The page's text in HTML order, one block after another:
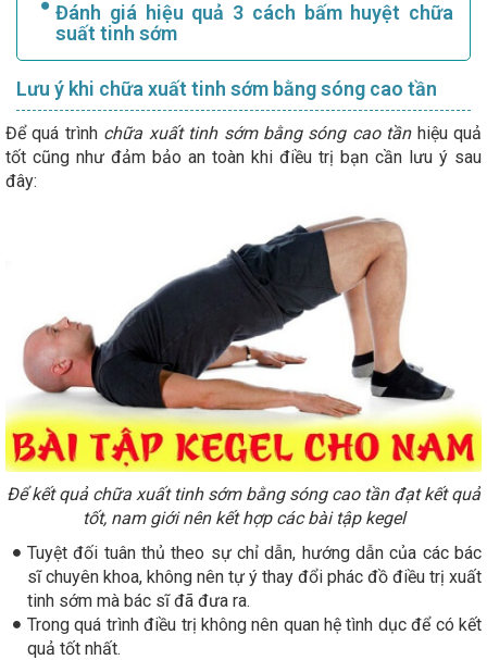
Đánh giá hiệu quả 3 cách bấm huyệt chữa
suất tinh sớm
Lưu ý khi chữa xuất tinh sớm bằng sóng cao tần
Để quá trình chữa xuất tinh sớm bằng sóng cao tầnhiệu quả
tốt cũng như đảm bảo an toàn khi điều trị bạn cần lưu ý sau
đây:
Để kết quả chữa xuất tinh sớm bằng sóng cao tần đạt kết quả
tốt, nam giới nên kết hợp các bài tập kegel
Tuyệt đối tuân thủ theo sự chỉ dẫn, hướng dẫn của các bác
sĩ chuyên khoa, không nên tự ý thay đổi phác đồ điều trị xuất
tinh sớm mà bác sĩ đã đưa ra.
Trong quá trình điều trị không nên quan hệ tình dục để có kết
quả tốt nhất.